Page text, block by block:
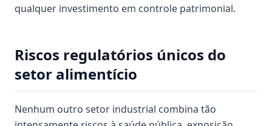
qualquer investimento em controle patrimonial.
Riscos regulatórios únicos do
setor alimentício
Nenhum outro setor industrial combina tão